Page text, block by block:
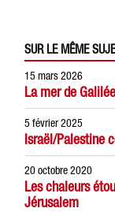
SUR LE MÊME
15 mars 2026
La mer de
5 février 2025
Israël/Palestine
20 octobre 2020
Les chaleurs
Jérusalem